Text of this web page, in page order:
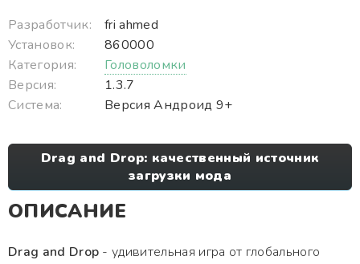
Разработчик:
fri ahmed
Установок:
860000
Категория:
Головоломки
Версия:
1.3.7
Система:
Версия Андроид 9+
Drag and Drop: качественный источник
загрузки мода
ОПИСАНИЕ
Drag and Drop - удивительная игра от глобального